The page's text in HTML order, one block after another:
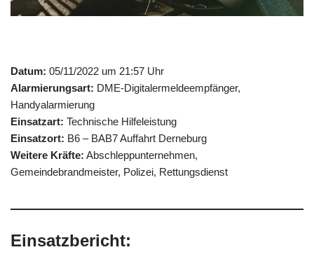
Datum: 05/11/2022 um 21:57 Uhr
Alarmierungsart: DME-Digitalermeldeempfänger,
Handyalarmierung
Einsatzart: Technische Hilfeleistung
Einsatzort: B6 – BAB7 Auffahrt Derneburg
Weitere Kräfte: Abschleppunternehmen,
Gemeindebrandmeister, Polizei, Rettungsdienst
Einsatzbericht: